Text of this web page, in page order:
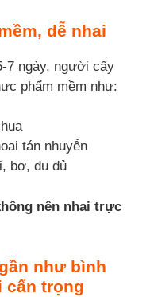
dễ nhai
7 ngày, người cấy
phẩm mềm như:
tán nhuyễn
bơ, đu đủ
nên nhai trực
như bình
cẩn trọng